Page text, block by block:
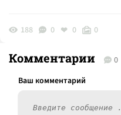
188 0 0 0
Комментарии 0